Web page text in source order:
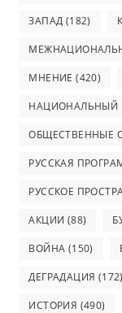
ЗАПАД (182)
МНЕНИЕ (420)
НАЦИОНАЛЬНЫЙ
ОБЩЕСТВЕННЫЕ
РУССКАЯ
РУССКОЕ
АКЦИИ (88)
ВОЙНА (150)
ДЕГРАДАЦИЯ (172)
ИСТОРИЯ (490)